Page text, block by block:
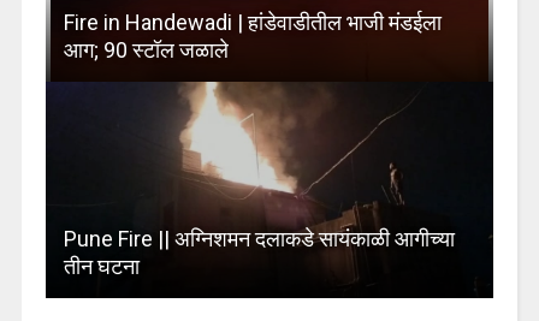
Fire in Handewadi | हांडेवाडीतील भाजी मंडईला
आग; 90 स्टॉल जळाले
Pune Fire || अग्निशमन दलाकडे सायंकाळी आगीच्या
तीन घटना